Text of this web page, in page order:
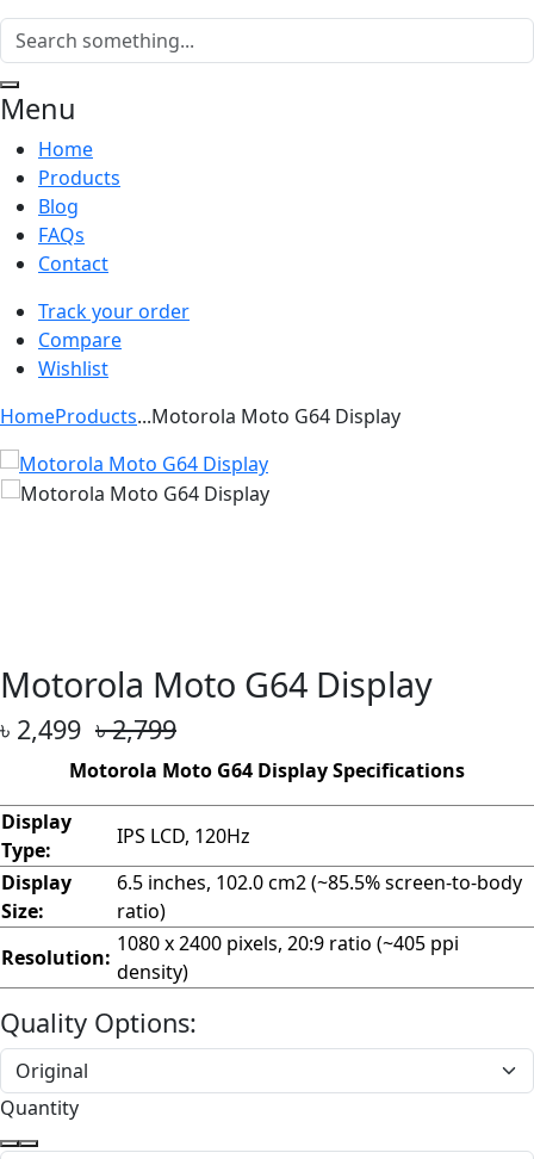
Menu
Home
Products
Blog
FAQs
Contact
Track your order
Compare
Wishlist
HomeProducts...Motorola Moto G64 Display
Motorola Moto G64 Display
৳ 2,499 ৳ 2,799
Motorola Moto G64 Display Specifications
Display
Type:
IPS LCD, 120Hz
Display
Size:
6.5 inches, 102.0 cm2 (~85.5% screen-to-body
ratio)
Resolution:
1080 x 2400 pixels, 20:9 ratio (~405 ppi
density)
Quality Options:
Quantity